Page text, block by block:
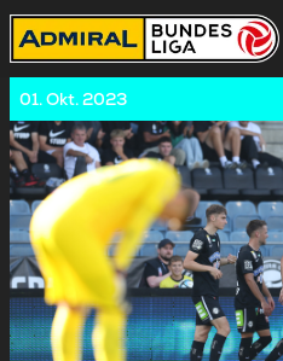
01. Okt. 2023